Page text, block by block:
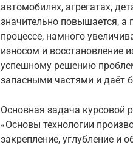
автомобилях, агрегатах,
значительно повышается, а
процессе, намного
износом и восстановление
успешному решению
запасными частями и даёт
Основная задача курсовой
«Основы технологии
закрепление, углубление и